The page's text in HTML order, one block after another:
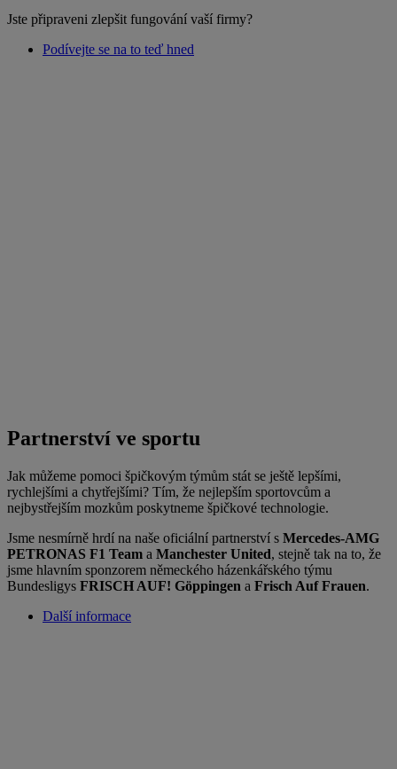
Jste připraveni zlepšit fungování vaší firmy?
Podívejte se na to teď hned
Partnerství ve sportu
Jak můžeme pomoci špičkovým týmům stát se ještě lepšími,
rychlejšími a chytřejšími? Tím, že nejlepším sportovcům a
nejbystřejším mozkům poskytneme špičkové technologie.
Jsme nesmírně hrdí na naše oficiální partnerství s Mercedes-AMG
PETRONAS F1 Team a Manchester United, stejně tak na to, že
jsme hlavním sponzorem německého házenkářského týmu
Bundesligys FRISCH AUF! Göppingen a Frisch Auf Frauen.
Další informace